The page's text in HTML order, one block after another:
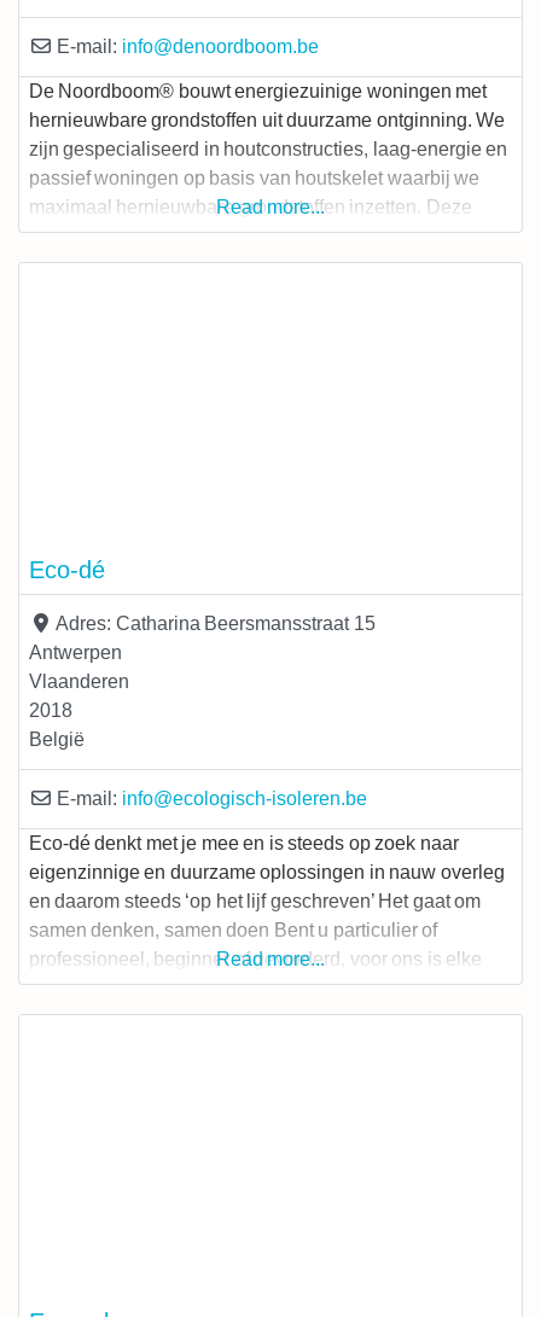
E-mail: info@denoordboom.be
De Noordboom® bouwt energiezuinige woningen met
hernieuwbare grondstoffen uit duurzame ontginning. We
zijn gespecialiseerd in houtconstructies, laag-energie en
passief woningen op basis van houtskelet waarbij we
maximaal hernieuwbare grondstoffen inzetten. Deze
kiezen we weloverwogen en kritisch uit. We luisteren
naar onze klanten en stellen gepaste oplossingen voor.
Read more...
Eco-dé
Adres: Catharina Beersmansstraat 15
Antwerpen
Vlaanderen
2018
België
E-mail: info@ecologisch-isoleren.be
Eco-dé denkt met je mee en is steeds op zoek naar
eigenzinnige en duurzame oplossingen in nauw overleg
en daarom steeds ‘op het lijf geschreven’ Het gaat om
samen denken, samen doen Bent u particulier of
professioneel, beginner of gevorderd, voor ons is elke
klant koning. Wat hebben we te bieden? Full Service
Indien gewenst voeren wij de isolatie, luchtdichting
Read more...